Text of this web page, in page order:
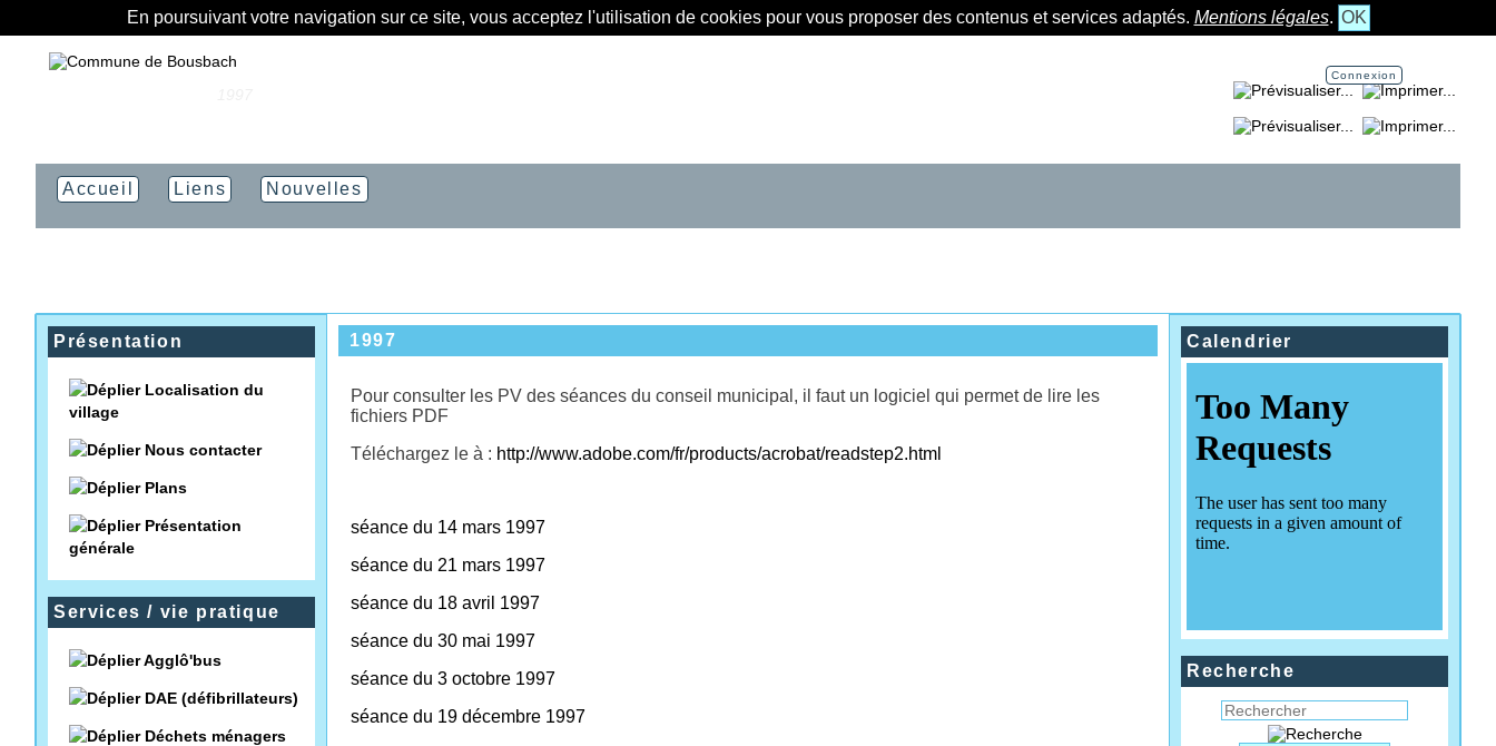
En poursuivant votre navigation sur ce site, vous acceptez l'utilisation de cookies pour vous proposer des contenus et services adaptés. Mentions légales. OK
Connexion
Accueil Liens Nouvelles
Présentation
Localisation du
village
Nous contacter
Plans
Présentation
générale
Services / vie pratique
Agglô'bus
DAE (défibrillateurs)
Déchets ménagers
1997
Pour consulter les PV des séances du conseil municipal, il faut un logiciel qui permet de lire les
fichiers PDF
Téléchargez le à : http://www.adobe.com/fr/products/acrobat/readstep2.html
séance du 14 mars 1997
séance du 21 mars 1997
séance du 18 avril 1997
séance du 30 mai 1997
séance du 3 octobre 1997
séance du 19 décembre 1997
Calendrier
Recherche